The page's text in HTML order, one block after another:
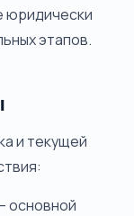
юридически
этапов.
и текущей
основной